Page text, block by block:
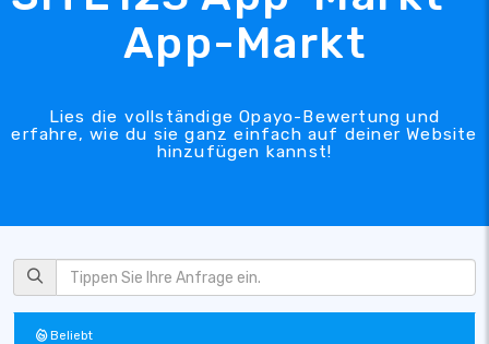
App-Markt
Lies die vollständige Opayo-Bewertung und
erfahre, wie du sie ganz einfach auf deiner Website
hinzufügen kannst!
Beliebt